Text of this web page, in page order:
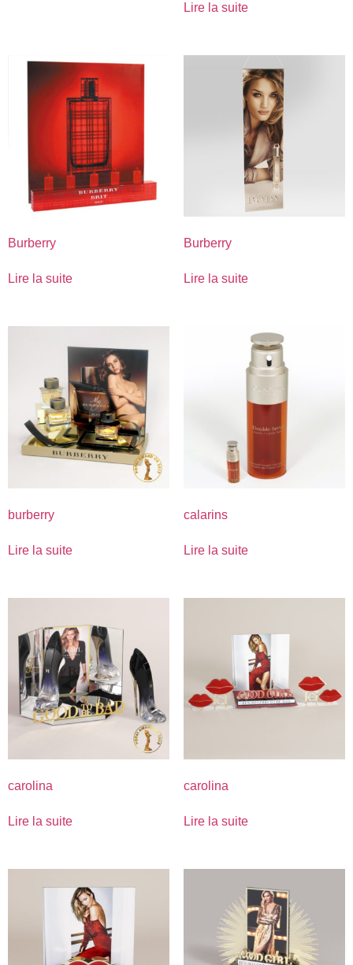
Lire la suite
Burberry
Lire la suite
Burberry
Lire la suite
burberry
Lire la suite
calarins
Lire la suite
carolina
Lire la suite
carolina
Lire la suite